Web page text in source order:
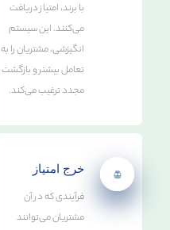
با برند، امتیاز دریافت
می‌کنند. این سیستم
انگیزشی، مشتریان را به
تعامل بیشتر و بازگشت
مجدد ترغیب می‌کند.
خرج امتیاز
فرآیندی که در آن
مشتریان می‌توانند